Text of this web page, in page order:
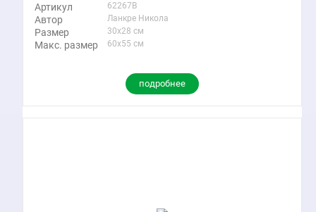
Артикул 62267B
Автор Ланкре Никола
Размер 30x28 см
Макс. размер 60x55 см
подробнее